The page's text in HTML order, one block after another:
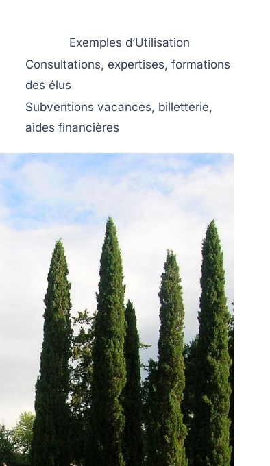
Exemples d’Utilisation
Consultations, expertises, formations
des élus
Subventions vacances, billetterie,
aides financières